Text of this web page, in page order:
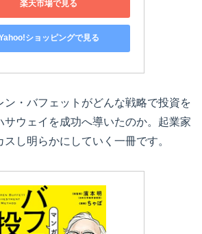
楽天市場で見る
ショッピングで見る
ン・バフェットがどんな戦略で投資を
サウェイを成功へ導いたのか。起業家
し明らかにしていく一冊です。